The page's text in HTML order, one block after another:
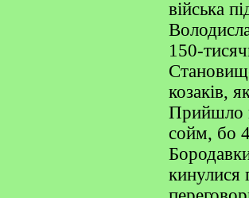
війська
150-
козаків,
Прийшло
сойм, бо